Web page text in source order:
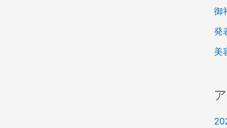
御
発
美